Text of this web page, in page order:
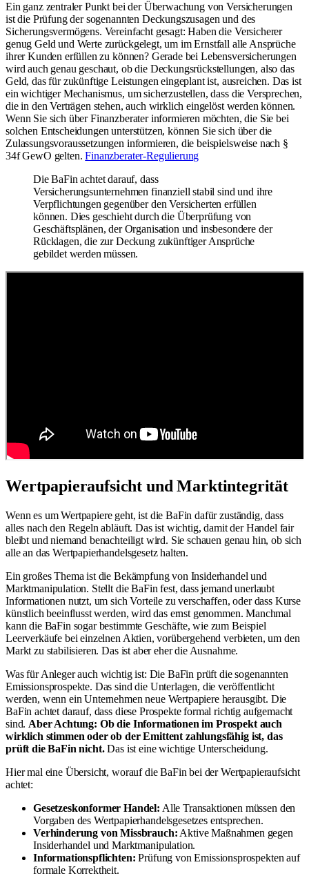
Ein ganz zentraler Punkt bei der Überwachung von Versicherungen
ist die Prüfung der sogenannten Deckungszusagen und des
Sicherungsvermögens. Vereinfacht gesagt: Haben die Versicherer
genug Geld und Werte zurückgelegt, um im Ernstfall alle Ansprüche
ihrer Kunden erfüllen zu können? Gerade bei Lebensversicherungen
wird auch genau geschaut, ob die Deckungsrückstellungen, also das
Geld, das für zukünftige Leistungen eingeplant ist, ausreichen. Das ist
ein wichtiger Mechanismus, um sicherzustellen, dass die Versprechen,
die in den Verträgen stehen, auch wirklich eingelöst werden können.
Wenn Sie sich über Finanzberater informieren möchten, die Sie bei
solchen Entscheidungen unterstützen, können Sie sich über die
Zulassungsvoraussetzungen informieren, die beispielsweise nach §
34f GewO gelten.Finanzberater-Regulierung
Die BaFin achtet darauf, dass
Versicherungsunternehmen finanziell stabil sind und ihre
Verpflichtungen gegenüber den Versicherten erfüllen
können. Dies geschieht durch die Überprüfung von
Geschäftsplänen, der Organisation und insbesondere der
Rücklagen, die zur Deckung zukünftiger Ansprüche
gebildet werden müssen.
Wertpapieraufsicht und Marktintegrität
Wenn es um Wertpapiere geht, ist die BaFin dafür zuständig, dass
alles nach den Regeln abläuft. Das ist wichtig, damit der Handel fair
bleibt und niemand benachteiligt wird. Sie schauen genau hin, ob sich
alle an das Wertpapierhandelsgesetz halten.
Ein großes Thema ist die Bekämpfung von Insiderhandel und
Marktmanipulation. Stellt die BaFin fest, dass jemand unerlaubt
Informationen nutzt, um sich Vorteile zu verschaffen, oder dass Kurse
künstlich beeinflusst werden, wird das ernst genommen. Manchmal
kann die BaFin sogar bestimmte Geschäfte, wie zum Beispiel
Leerverkäufe bei einzelnen Aktien, vorübergehend verbieten, um den
Markt zu stabilisieren. Das ist aber eher die Ausnahme.
Was für Anleger auch wichtig ist: Die BaFin prüft die sogenannten
Emissionsprospekte. Das sind die Unterlagen, die veröffentlicht
werden, wenn ein Unternehmen neue Wertpapiere herausgibt. Die
BaFin achtet darauf, dass diese Prospekte formal richtig aufgemacht
sind. Aber Achtung: Ob die Informationen im Prospekt auch
wirklich stimmen oder ob der Emittent zahlungsfähig ist, das
prüft die BaFin nicht.Das ist eine wichtige Unterscheidung.
Hier mal eine Übersicht, worauf die BaFin bei der Wertpapieraufsicht
achtet:
Gesetzeskonformer Handel: Alle Transaktionen müssen den
Vorgaben des Wertpapierhandelsgesetzes entsprechen.
Verhinderung von Missbrauch: Aktive Maßnahmen gegen
Insiderhandel und Marktmanipulation.
Informationspflichten: Prüfung von Emissionsprospekten auf
formale Korrektheit.